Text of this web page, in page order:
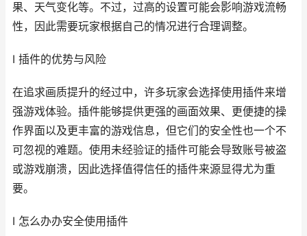
果、天气变化等。不过，过高的设置可能会影响游戏流畅
性，因此需要玩家根据自己的情况进行合理调整。
I 插件的优势与风险
在追求画质提升的经过中，许多玩家会选择使用插件来增
强游戏体验。插件能够提供更强的画面效果、更便捷的操
作界面以及更丰富的游戏信息，但它们的安全性也一个不
可忽视的难题。使用未经验证的插件可能会导致账号被盗
或游戏崩溃，因此选择值得信任的插件来源显得尤为重
要。
I 怎么办办安全使用插件